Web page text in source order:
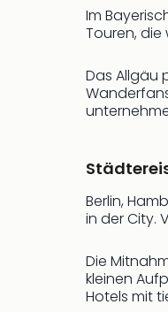
Im
Touren,
Das Allgäu
Berlin,
in der City.
Die
kleinen
Hotels mit